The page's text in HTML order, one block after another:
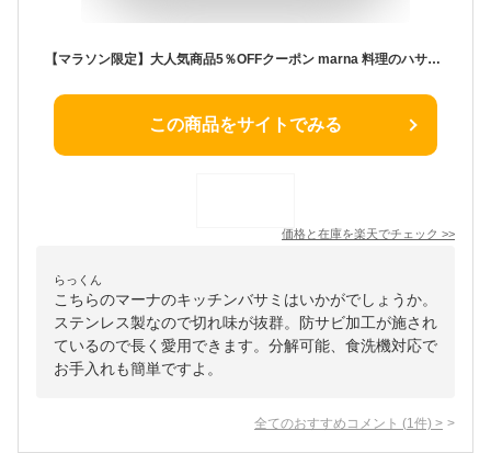
【マラソン限定】大人気商品5％OFFクーポン marna 料理のハサミ マーナ キッチンバサミ ハナミ ステンレス 食洗器対応 分解できる 防サビ加工 錆びにくい 左利き 両利き キッチンバサミ 調理ハサミ 料理用ハサミ 肉切り 野菜 カット ステンレス 便利グッズ キッチンツー
この商品をサイトでみる
価格と在庫を楽天でチェック >>
らっくん
こちらのマーナのキッチンバサミはいかがでしょうか。
ステンレス製なので切れ味が抜群。防サビ加工が施され
ているので長く愛用できます。分解可能、食洗機対応で
お手入れも簡単ですよ。
全てのおすすめコメント (1 件) >